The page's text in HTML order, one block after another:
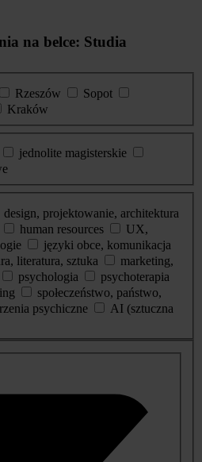
na belce: Studia
Rzeszów
Sopot
Kraków
jednolite magisterskie
design, projektowanie, architektura
human resources
UX,
języki obce, komunikacja
literatura, sztuka
marketing,
psychologia
psychoterapia
społeczeństwo, państwo,
psychiczne
AI (sztuczna